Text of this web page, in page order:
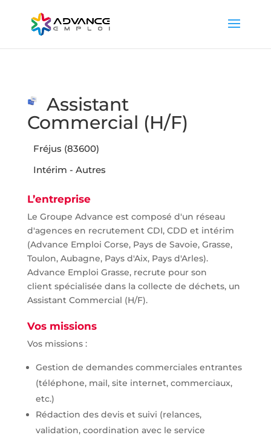
Assistant
Commercial (H/F)
Fréjus (83600)
Intérim - Autres
L’entreprise
Le Groupe Advance est composé d'un réseau
d'agences en recrutement CDI, CDD et intérim
(Advance Emploi Corse, Pays de Savoie, Grasse,
Toulon, Aubagne, Pays d'Aix, Pays d'Arles).
Advance Emploi Grasse, recrute pour son
client spécialisée dans la collecte de déchets, un
Assistant Commercial (H/F).
Vos missions
Vos missions :
Gestion de demandes commerciales entrantes
(téléphone, mail, site internet, commerciaux,
etc.)
Rédaction des devis et suivi (relances,
validation, coordination avec le service